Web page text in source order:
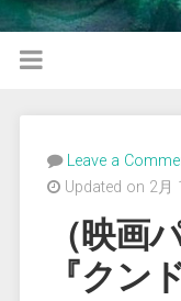
Leave a
Updated on 2月
（映画
『クン